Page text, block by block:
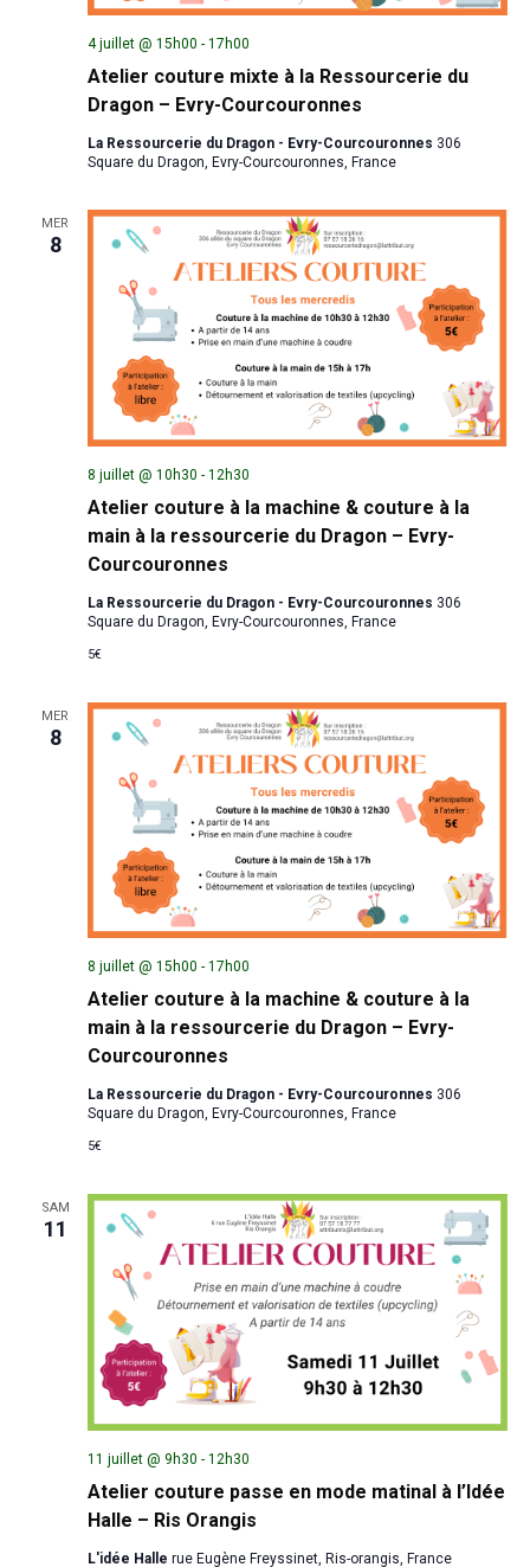
Atelier couture mixte à la Ressourcerie du
Dragon – Evry-Courcouronnes
4 juillet @ 15h00 - 17h00
La Ressourcerie du Dragon - Evry-Courcouronnes 306
Square du Dragon, Evry-Courcouronnes, France
MER
8
Atelier couture à la machine & couture à la
main à la ressourcerie du Dragon – Evry-
Courcouronnes
8 juillet @ 10h30 - 12h30
La Ressourcerie du Dragon - Evry-Courcouronnes 306
Square du Dragon, Evry-Courcouronnes, France
5€
MER
8
Atelier couture à la machine & couture à la
main à la ressourcerie du Dragon – Evry-
Courcouronnes
8 juillet @ 15h00 - 17h00
La Ressourcerie du Dragon - Evry-Courcouronnes 306
Square du Dragon, Evry-Courcouronnes, France
5€
SAM
11
Atelier couture passe en mode matinal à l’Idée
Halle – Ris Orangis
11 juillet @ 9h30 - 12h30
L'idée Halle rue Eugène Freyssinet, Ris-orangis, France